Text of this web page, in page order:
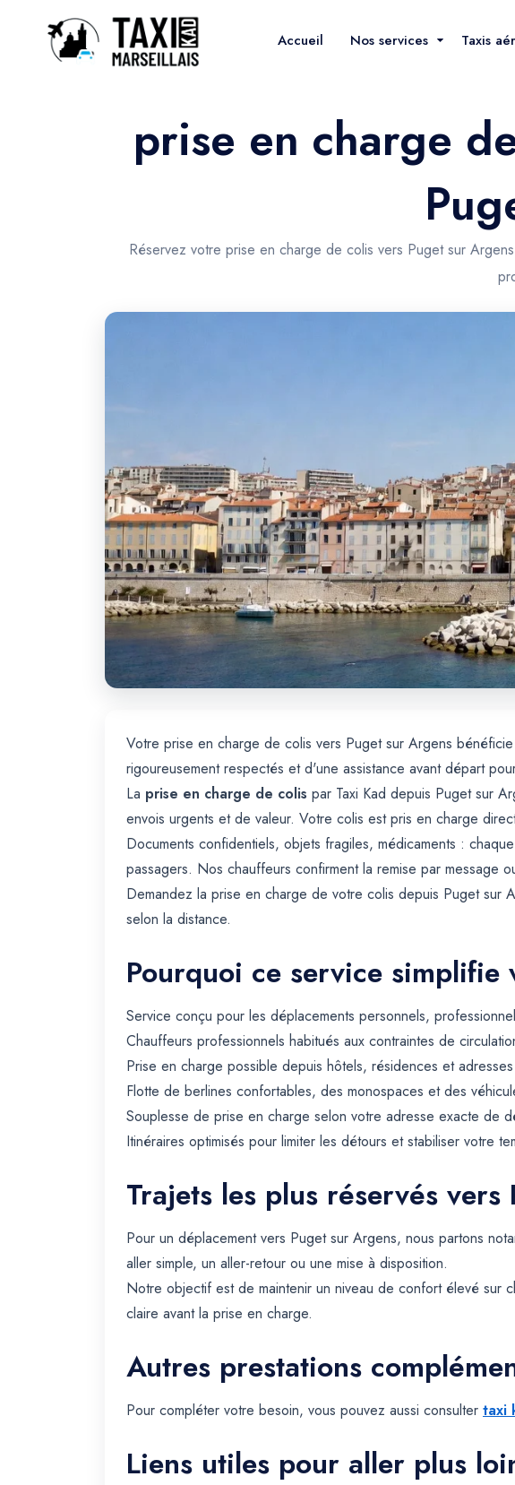
Accueil Nos services Taxis
prise en charge
Réservez votre prise en charge de colis vers Puget sur
Votre prise en charge de colis vers Puget sur Argens
rigoureusement respectés et d'une assistance avant départ
La prise en charge de colis par Taxi Kad depuis Puget sur
envois urgents et de valeur. Votre colis est pris en charge
Documents confidentiels, objets fragiles, médicaments :
passagers. Nos chauffeurs confirment la remise par message
Demandez la prise en charge de votre colis depuis Puget sur
selon la distance.
Pourquoi ce service simplifie
Service conçu pour les déplacements personnels,
Chauffeurs professionnels habitués aux contraintes de
Prise en charge possible depuis hôtels, résidences et
Flotte de berlines confortables, des monospaces et des
Souplesse de prise en charge selon votre adresse exacte de
Itinéraires optimisés pour limiter les détours et stabiliser votre
Trajets les plus réservés
Pour un déplacement vers Puget sur Argens, nous partons
aller simple, un aller-retour ou une mise à disposition.
Notre objectif est de maintenir un niveau de confort élevé sur
claire avant la prise en charge.
Autres prestations
Pour compléter votre besoin, vous pouvez aussi consulter taxi
Liens utiles pour aller plus